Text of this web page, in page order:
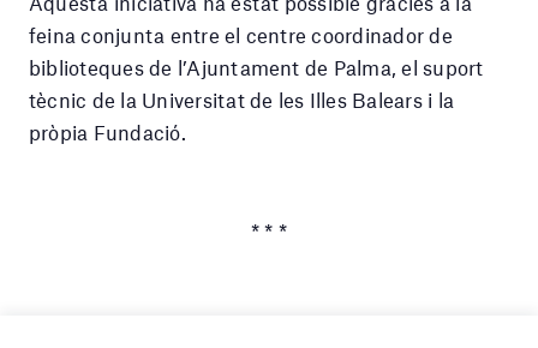
feina conjunta entre el centre coordinador de
biblioteques de l’Ajuntament de Palma, el suport
tècnic de la Universitat de les Illes Balears i la
pròpia Fundació.
* * *